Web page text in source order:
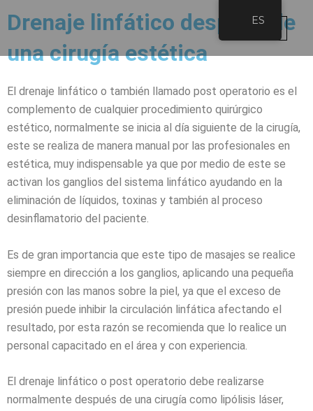
Drenaje linfático después de
una cirugía estética
El drenaje linfático o también llamado post operatorio es el
complemento de cualquier procedimiento quirúrgico
estético, normalmente se inicia al día siguiente de la cirugía,
este se realiza de manera manual por las profesionales en
estética, muy indispensable ya que por medio de este se
activan los ganglios del sistema linfático ayudando en la
eliminación de líquidos, toxinas y también al proceso
desinflamatorio del paciente.
Es de gran importancia que este tipo de masajes se realice
siempre en dirección a los ganglios, aplicando una pequeña
presión con las manos sobre la piel, ya que el exceso de
presión puede inhibir la circulación linfática afectando el
resultado, por esta razón se recomienda que lo realice un
personal capacitado en el área y con experiencia.
El drenaje linfático o post operatorio debe realizarse
normalmente después de una cirugía como lipólisis láser,
ES